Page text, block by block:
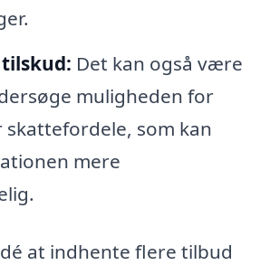
Det kan også være
muligheden for
skattefordele, som kan
mere
at indhente flere tilbud